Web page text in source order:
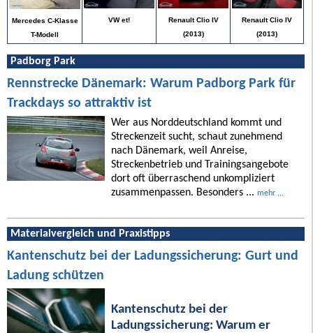
Mercedes C-Klasse
T-Modell
VW et!
Renault Clio IV
(2013)
Renault Clio IV
(2013)
Padborg Park
Rennstrecke Dänemark: Warum Padborg Park für
Trackdays so attraktiv ist
Wer aus Norddeutschland kommt und
Streckenzeit sucht, schaut zunehmend
nach Dänemark, weil Anreise,
Streckenbetrieb und Trainingsangebote
dort oft überraschend unkompliziert
zusammenpassen. Besonders ... mehr ...
Materialvergleich und Praxistipps
Kantenschutz bei der Ladungssicherung: Gurt und
Ladung schützen
Kantenschutz bei der
Ladungssicherung: Warum er